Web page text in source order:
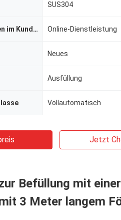
SUS304
Dienstleistungen im Kundendienst Online-Dienstleistung
Neues
Ausfüllung
Vollautomatisch
Jetzt
Befüllung mit
3 Meter langem